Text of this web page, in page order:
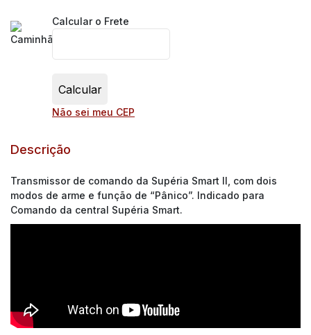
Calcular o Frete
Não sei meu CEP
Descrição
Transmissor de comando da Supéria Smart II, com dois
modos de arme e função de “Pânico”. Indicado para
Comando da central Supéria Smart.